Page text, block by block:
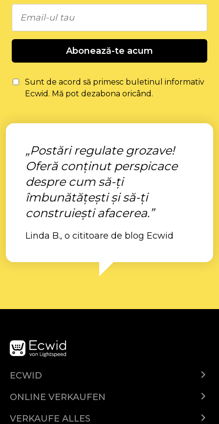
Abonează-te acum
Sunt de acord să primesc buletinul informativ
Ecwid. Mă pot dezabona oricând.
„Postări regulate grozave!
Oferă conținut perspicace
despre cum să-ți
îmbunătățești și să-ți
construiești afacerea.”
Linda B., o cititoare de blog Ecwid
ECWID
Funktionen
Demo
ONLINE VERKAUFEN
VERKAUFE ALLES